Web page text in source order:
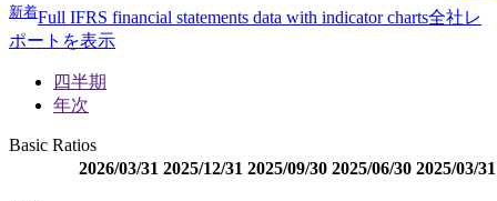
新着Full IFRS financial statements data with indicator charts全社レ
ポートを表示
四半期
年次
Basic Ratios
2026/03/31 2025/12/31 2025/09/30 2025/06/30 2025/03/31